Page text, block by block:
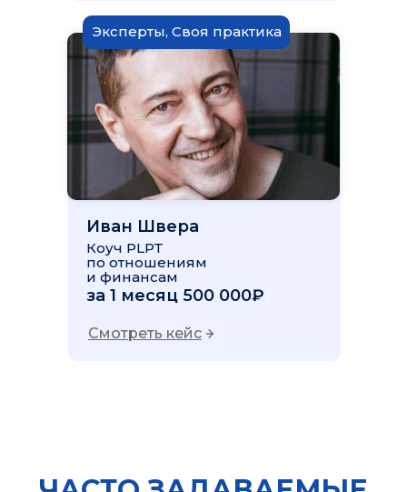
Иван Швера
за 1 месяц 500 000₽
Коуч PLPT
по отношениям
и финансам
Смотреть кейс
Эксперты, Своя практика